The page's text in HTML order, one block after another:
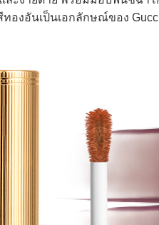
องอันเป็นเอกลักษณ์ของ